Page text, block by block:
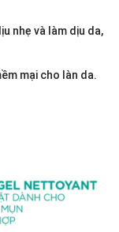
nhẹ và làm dịu da,
mại cho làn da.